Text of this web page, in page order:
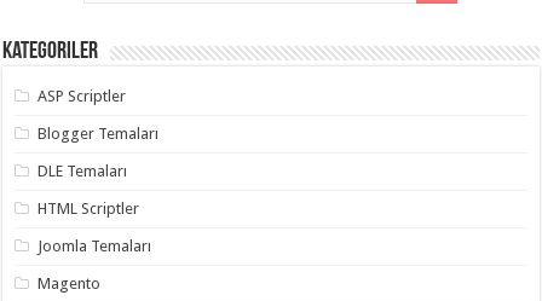
taşımacılık,
gaziantep
taşıma,
evden
taşımacılık,
gaziantep
organizasyon
gaziantep
organizasyon,
gaziantep
organizasyon
gaziantep
Kategoriler
ASP Scriptler
Blogger Temaları
DLE Temaları
HTML Scriptler
Joomla Temaları
Magento